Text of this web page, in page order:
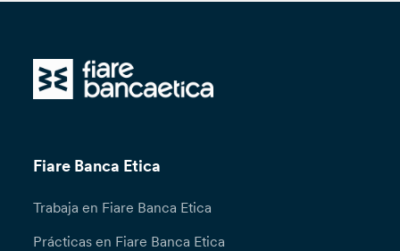
Fiare Banca Etica
Trabaja en Fiare Banca Etica
Prácticas en Fiare Banca Etica